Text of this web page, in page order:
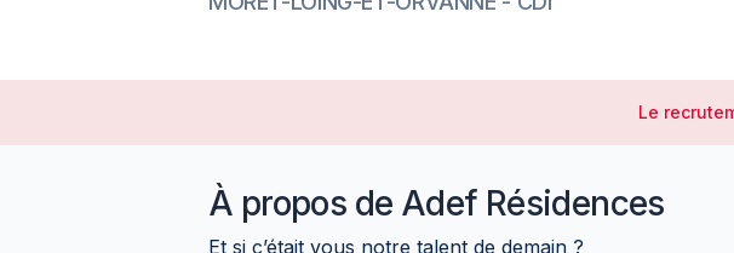
Le
À propos de Adef Résidences
Et si c’était vous notre talent de demain ?